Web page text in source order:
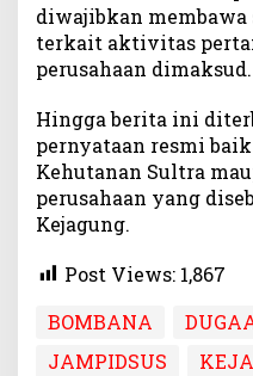
a
n
d
i
o
m
b
a
diwajibkan
terkait aktivitas
perusahaan dimaksud.
Hingga berita ini
pernyataan resmi
Kehutanan Sultra
perusahaan yang
Kejagung.
Post Views: 1,867
BOMBANA
JAMPIDSUS